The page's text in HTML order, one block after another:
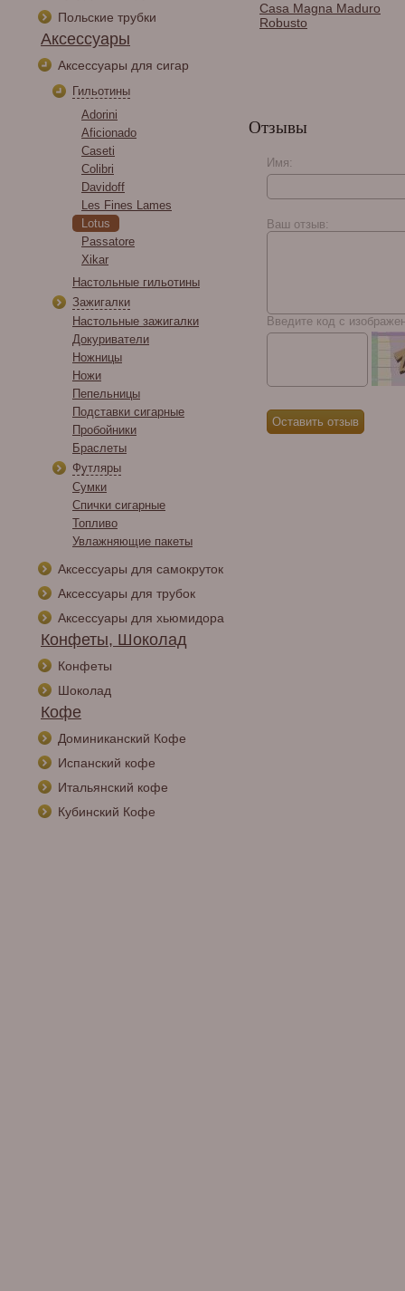
Польские трубки
Аксессуары
Аксессуары для сигар
Гильотины
Adorini
Aficionado
Caseti
Colibri
Davidoff
Les Fines Lames
Lotus
Passatore
Xikar
Настольные гильотины
Зажигалки
Настольные зажигалки
Докуриватели
Ножницы
Ножи
Пепельницы
Подставки сигарные
Пробойники
Браслеты
Футляры
Сумки
Спички сигарные
Топливо
Увлажняющие пакеты
Аксессуары для самокруток
Аксессуары для трубок
Аксессуары для хьюмидора
Конфеты, Шоколад
Конфеты
Шоколад
Кофе
Доминиканский Кофе
Испанский кофе
Итальянский кофе
Кубинский Кофе
Инжир в темном
шоколаде с
Casa Magna Maduro
Robusto
Cuesta Rey Centro
Fino Sungrown Gordo
No. 60
Отзывы
Имя:
Ваш отзыв:
Введите код с